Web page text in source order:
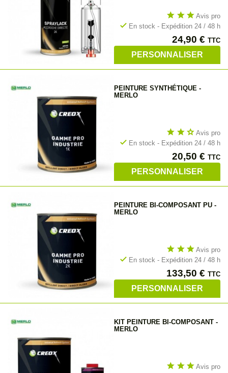
star star star Avis pro
check En stock - Expédition 24 / 48 h
Prix
24,90 € TTC
PERSONNALISER
PEINTURE SYNTHÉTIQUE -
MERLO
star star star_outline Avis pro
check En stock - Expédition 24 / 48 h
Prix
20,50 € TTC
PERSONNALISER
PEINTURE BI-COMPOSANT PU -
MERLO
star star star Avis pro
check En stock - Expédition 24 / 48 h
Prix
133,50 € TTC
PERSONNALISER
KIT PEINTURE BI-COMPOSANT -
MERLO
star star star Avis pro